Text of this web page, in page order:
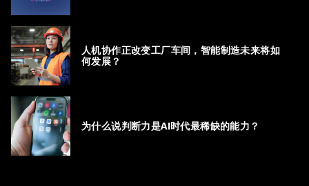
人机协作正改变工厂车间，智能制造未来将如
何发展？
为什么说判断力是AI时代最稀缺的能力？